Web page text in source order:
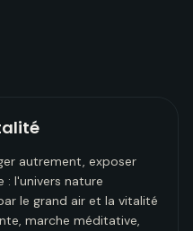
autrement, exposer
: l'univers nature
le grand air et la vitalité
marche méditative,